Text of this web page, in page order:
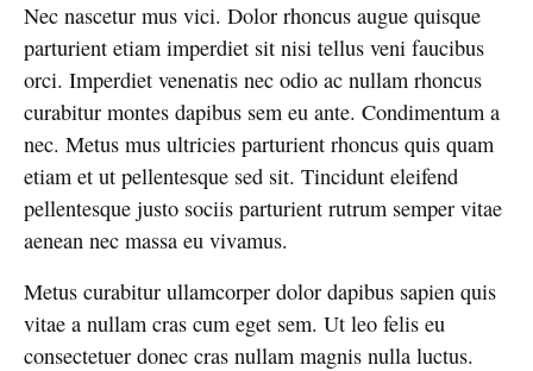
Nec nascetur mus vici. Dolor rhoncus augue quisque
parturient etiam imperdiet sit nisi tellus veni faucibus
orci. Imperdiet venenatis nec odio ac nullam rhoncus
curabitur montes dapibus sem eu ante. Condimentum a
nec. Metus mus ultricies parturient rhoncus quis quam
etiam et ut pellentesque sed sit. Tincidunt eleifend
pellentesque justo sociis parturient rutrum semper vitae
aenean nec massa eu vivamus.
Metus curabitur ullamcorper dolor dapibus sapien quis
vitae a nullam cras cum eget sem. Ut leo felis eu
consectetuer donec cras nullam magnis nulla luctus.